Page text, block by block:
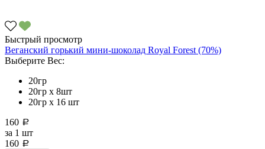
Быстрый просмотр
Веганский горький мини-шоколад Royal Forest (70%)
Выберите Вес:
20гр
20гр x 8шт
20гр х 16 шт
160 a
за 1 шт
160 a